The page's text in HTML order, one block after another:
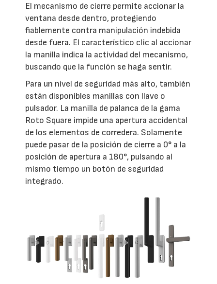
El mecanismo de cierre permite accionar la
ventana desde dentro, protegiendo
fiablemente contra manipulación indebida
desde fuera. El característico clic al accionar
la manilla indica la actividad del mecanismo,
buscando que la función se haga sentir.
Para un nivel de seguridad más alto, también
están disponibles manillas con llave o
pulsador. La manilla de palanca de la gama
Roto Square impide una apertura accidental
de los elementos de corredera. Solamente
puede pasar de la posición de cierre a 0° a la
posición de apertura a 180°, pulsando al
mismo tiempo un botón de seguridad
integrado.